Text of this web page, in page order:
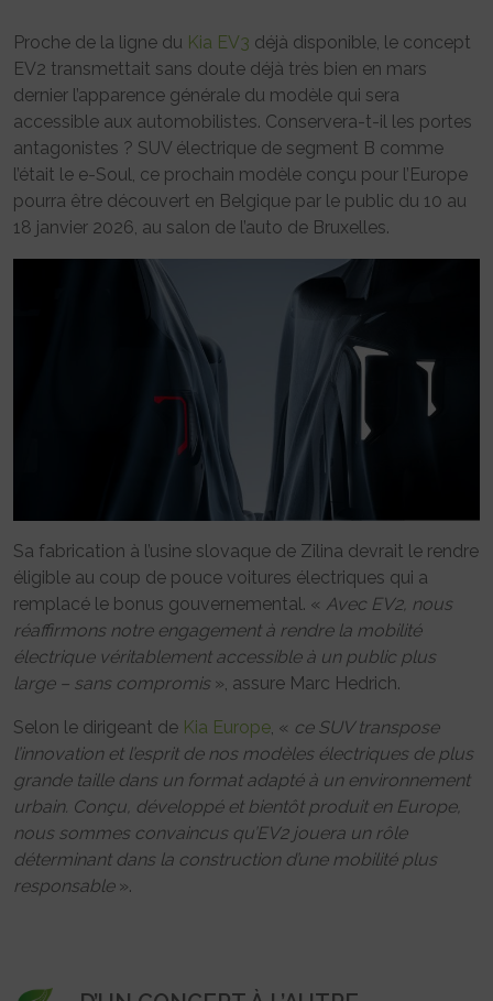
Proche de la ligne du Kia EV3 déjà disponible, le concept
EV2 transmettait sans doute déjà très bien en mars
dernier l’apparence générale du modèle qui sera
accessible aux automobilistes. Conservera-t-il les portes
antagonistes ? SUV électrique de segment B comme
l’était le e-Soul, ce prochain modèle conçu pour l’Europe
pourra être découvert en Belgique par le public du 10 au
18 janvier 2026, au salon de l’auto de Bruxelles.
Sa fabrication à l’usine slovaque de Zilina devrait le rendre
éligible au coup de pouce voitures électriques qui a
remplacé le bonus gouvernemental. « Avec EV2, nous
réaffirmons notre engagement à rendre la mobilité
électrique véritablement accessible à un public plus
large – sans compromis», assure Marc Hedrich.
Selon le dirigeant de Kia Europe, « ce SUV transpose
l’innovation et l’esprit de nos modèles électriques de plus
grande taille dans un format adapté à un environnement
urbain. Conçu, développé et bientôt produit en Europe,
nous sommes convaincus qu’EV2 jouera un rôle
déterminant dans la construction d’une mobilité plus
responsable».